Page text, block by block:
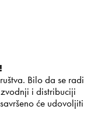
Bilo da se radi
i distribuciji
će udovoljiti